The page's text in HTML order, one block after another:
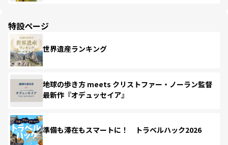
特設ページ
世界遺産ランキング
地球の歩き方 meets クリストファー・ノーラン監督
最新作『オデュッセイア』
準備も滞在もスマートに！ トラベルハック2026